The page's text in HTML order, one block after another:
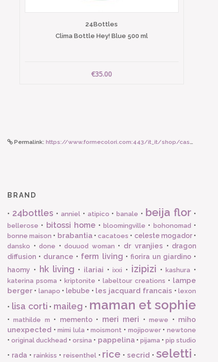
24Bottles
Clima Bottle Hey! Blue 500 ml
€35.00
Permalink: https://www.formecolori.com:443/it_it/shop/casa/cuscini/vivaraise_cuscino_riciclato_maia_color_cedro/6282
BRAND
• 24bottles • anniel• atipico •banale • beija flor •
bellerose • bitossi home • bloomingville • bohonomad •
bonne maison • brabantia•cacatoes • celeste mogador•
dansko • done • douuod woman • dr vranjies • dragon
diffusion • durance • ferm living • fiorira un giardino•
haomy • hk living • ilariai •ixxi • izipizi •kashura •
katerina psoma • kriptonite • labeltour creations • lampe
berger • lanapo • lebube • les jacquard francais •lexon
• lisa corti • maileg • maman et sophie
•mathilde m • memento• meri meri •mewe • miho
unexpected •mimi lula •moismont • mojipower•newtone
•original duckhead •orsina • pappelina• pijama • pip studio
• rada • rainkiss • reisenthel• rice •secrid •seletti •